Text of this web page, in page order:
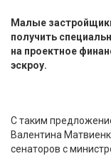
Малые
получить
на проектное
эскроу.
С таким
Валентина
сенаторов с